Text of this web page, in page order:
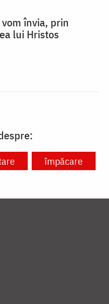
vom învia, prin
lui Hristos
împăcare